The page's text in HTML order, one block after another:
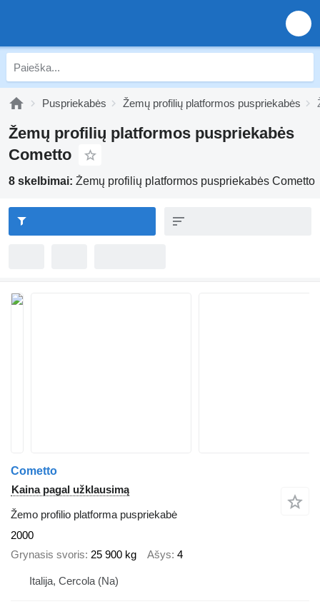
Puspriekabės Žemų profilių platformos puspriekabės
Žemų profilių platformos puspriekabės
Cometto
8 skelbimai: Žemų profilių platformos puspriekabės Cometto
Cometto
Kaina pagal užklausimą
Žemo profilio platforma puspriekabė
2000
Grynasis svoris 25 900 kg Ašys 4
Italija, Cercola (Na)